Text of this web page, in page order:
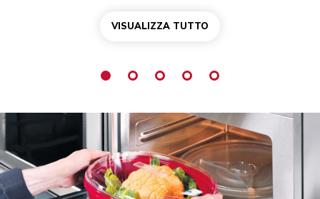
VISUALIZZA TUTTO